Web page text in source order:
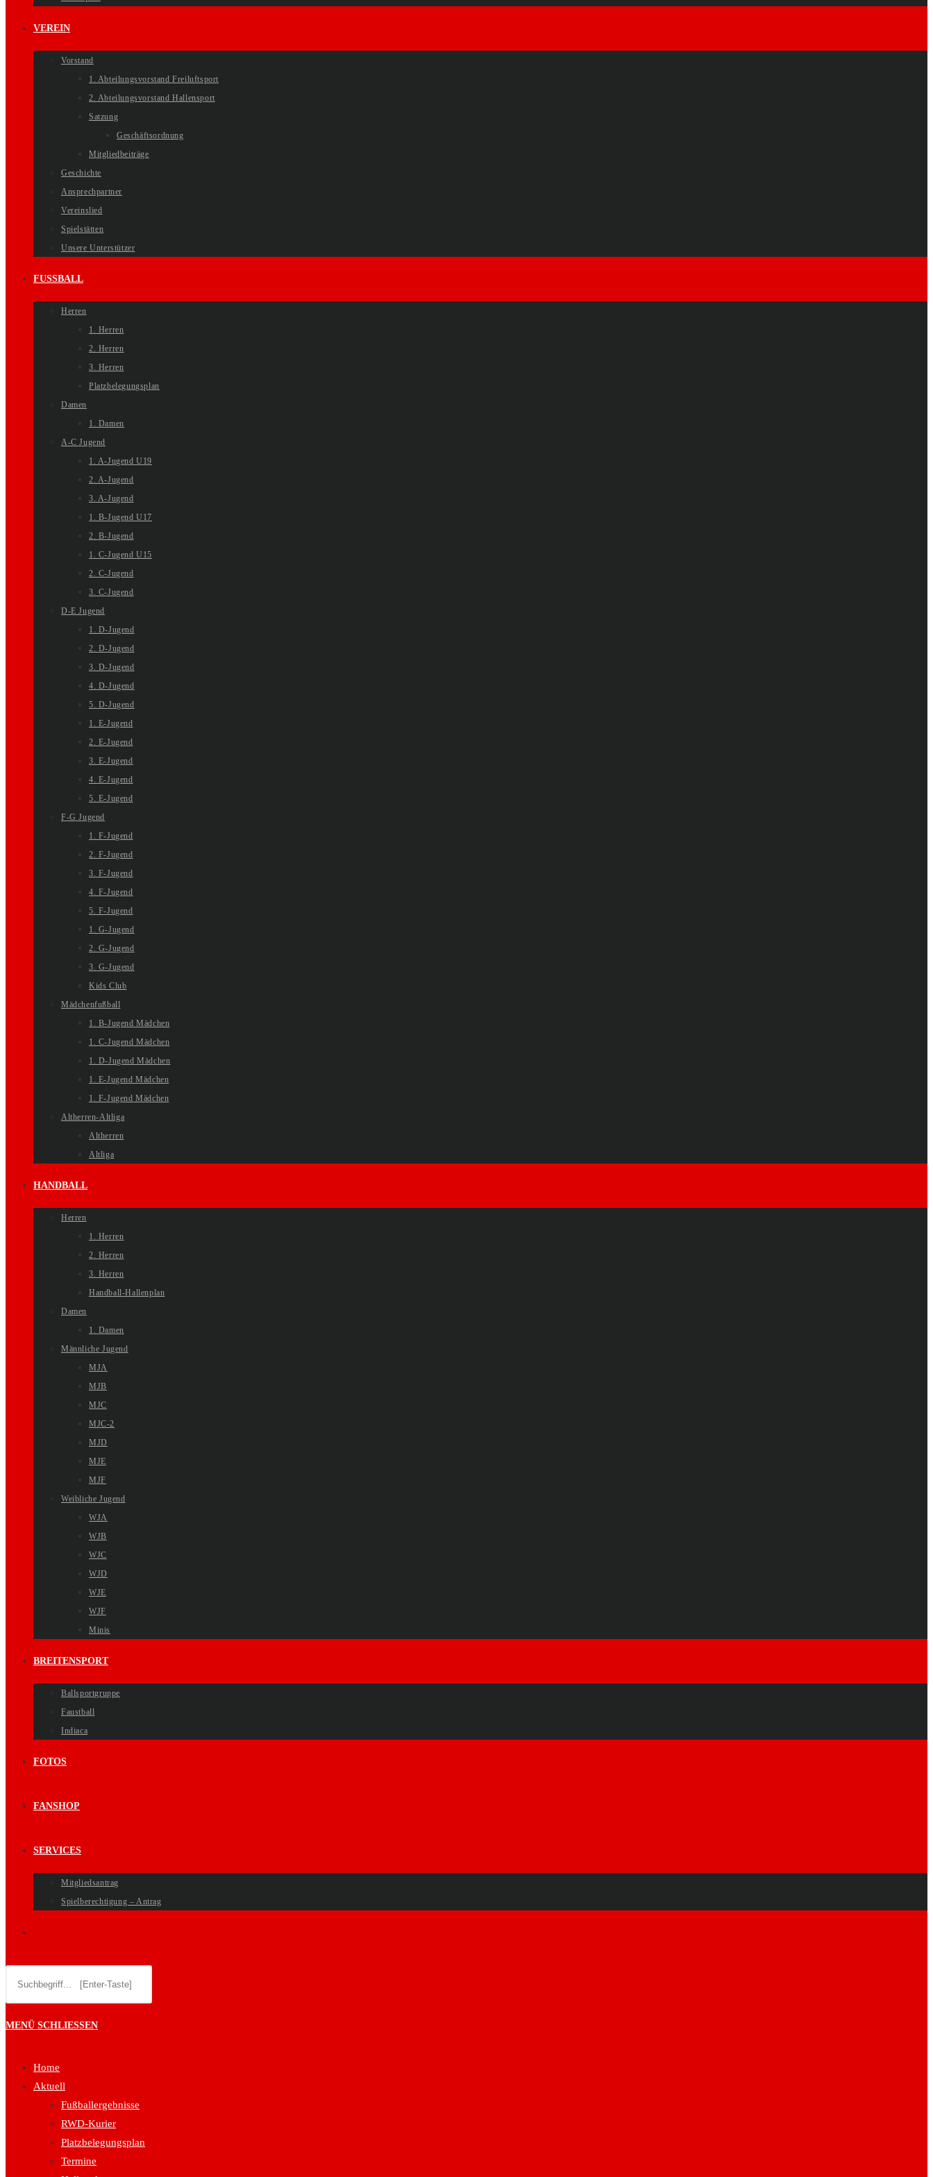
VEREIN
Vorstand
1. Abteilungsvorstand Freiluftsport
2. Abteilungsvorstand Hallensport
Satzung
Geschäftsordnung
Mitgliedbeiträge
Geschichte
Ansprechpartner
Vereinslied
Spielstätten
Unsere Unterstützer
FUSSBALL
Herren
1. Herren
2. Herren
3. Herren
Platzbelegungsplan
Damen
1. Damen
A-C Jugend
1. A-Jugend U19
2. A-Jugend
3. A-Jugend
1. B-Jugend U17
2. B-Jugend
1. C-Jugend U15
2. C-Jugend
3. C-Jugend
D-E Jugend
1. D-Jugend
2. D-Jugend
3. D-Jugend
4. D-Jugend
5. D-Jugend
1. E-Jugend
2. E-Jugend
3. E-Jugend
4. E-Jugend
5. E-Jugend
F-G Jugend
1. F-Jugend
2. F-Jugend
3. F-Jugend
4. F-Jugend
5. F-Jugend
1. G-Jugend
2. G-Jugend
3. G-Jugend
Kids Club
Mädchenfußball
1. B-Jugend Mädchen
1. C-Jugend Mädchen
1. D-Jugend Mädchen
1. E-Jugend Mädchen
1. F-Jugend Mädchen
Altherren-Altliga
Altherren
Altliga
HANDBALL
Herren
1. Herren
2. Herren
3. Herren
Handball-Hallenplan
Damen
1. Damen
Männliche Jugend
MJA
MJB
MJC
MJC-2
MJD
MJE
MJF
Weibliche Jugend
WJA
WJB
WJC
WJD
WJE
WJF
Minis
BREITENSPORT
Ballsportgruppe
Faustball
Indiaca
FOTOS
FANSHOP
SERVICES
Mitgliedsantrag
Spielberechtigung – Antrag
UMSCHALTEN
MENÜ SCHLIESSEN
Home
Aktuell
Fußballergebnisse
RWD-Kurier
Platzbelegungsplan
Termine